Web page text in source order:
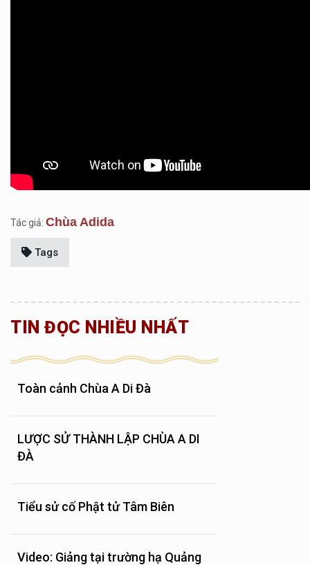
Tác giả: Chùa Adida
Tags
TIN ĐỌC NHIỀU NHẤT
Toàn cảnh Chùa A Di Đà
LƯỢC SỬ THÀNH LẬP CHÙA A DI
ĐÀ
Tiểu sử cố Phật tử Tâm Biên
Video: Giảng tại trường hạ Quảng